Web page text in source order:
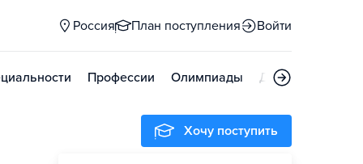
Россия План поступления Войти
Профессии Олимпиады Дни открытых
Хочу поступить